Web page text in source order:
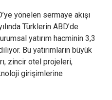
yönelen sermaye akışı
Türklerin ABD’de
yatırım hacminin 3,3
Bu yatırımların büyük
zincir otel projeleri,
girişimlerine